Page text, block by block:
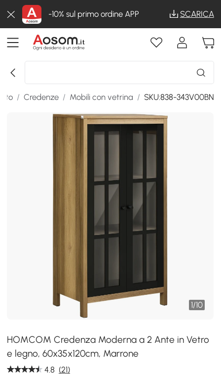
-10% sul primo ordine APP SCARICA
/ Credenze / Mobili con vetrina / SKU:838-343V00BN
1/10
HOMCOM Credenza Moderna a 2 Ante in Vetro
e legno, 60x35x120cm, Marrone
4.8 (21)